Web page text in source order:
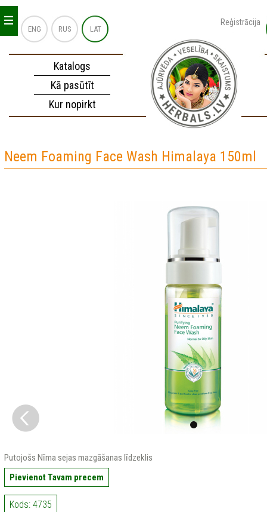
ENG RUS LAT
Reģistrācija
Katalogs
Kā pasūtīt
Kur nopirkt
_
_
_
Neem Foaming Face Wash Himalaya 150ml
Putojošs Nīma sejas mazgāšanas līdzeklis
Pievienot Tavam precem
Kods: 4735